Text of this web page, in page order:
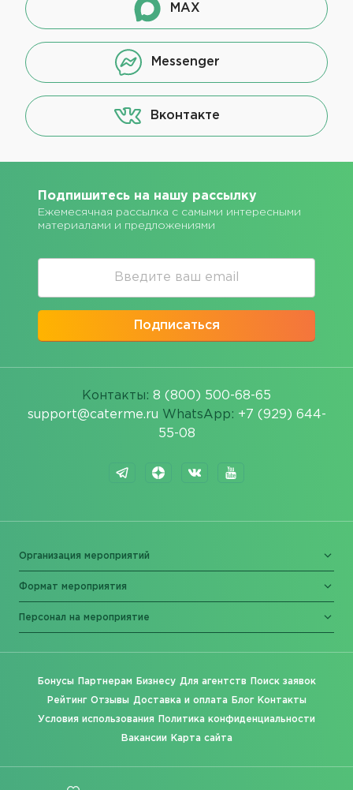
MAX
Messenger
Вконтакте
Подпишитесь на нашу рассылку
Ежемесячная рассылка с самыми интересными
материалами и предложениями
Подписаться
Контакты: 8 (800) 500-68-65
support@caterme.ru WhatsApp: +7 (929) 644-
55-08
Организация мероприятий
Формат мероприятия
Персонал на мероприятие
Бонусы Партнерам Бизнесу Для агентств Поиск заявок
Рейтинг Отзывы Доставка и оплата Блог Контакты
Условия использования Политика конфиденциальности
Вакансии Карта сайта